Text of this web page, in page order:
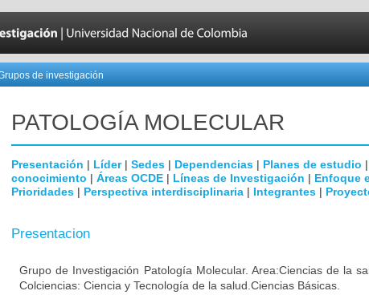
de investigación
PATOLOGÍA MOLECULAR
Presentación | Líder| Sedes | Dependencias | Planes de estudio |
conocimiento | Áreas OCDE | Líneas de Investigación | Enfoque
Prioridades | Perspectiva interdisciplinaria | Integrantes |
Presentacion
Grupo de Investigación Patología Molecular. Area:Ciencias de la
Colciencias: Ciencia y Tecnología de la salud.Ciencias Básicas.